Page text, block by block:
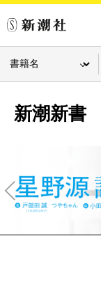
新潮新書
v